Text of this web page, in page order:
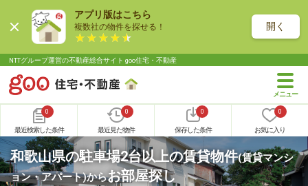
アプリ版はこちら
複数社の物件を探せる！ 開く
NTTグループ運営の不動産総合サイト goo住宅・不動産
0
最近検索した条件
0
最近見た物件
0
保存した条件
0
お気に入り
和歌山県の駐車場2台以上の賃貸物件(賃貸マンシ
ョン・アパート)からお部屋探し